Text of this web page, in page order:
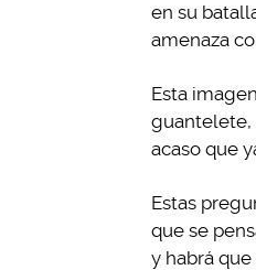
en su
amenaza
Esta
guantelete,
acaso que
Estas
que se
y habrá